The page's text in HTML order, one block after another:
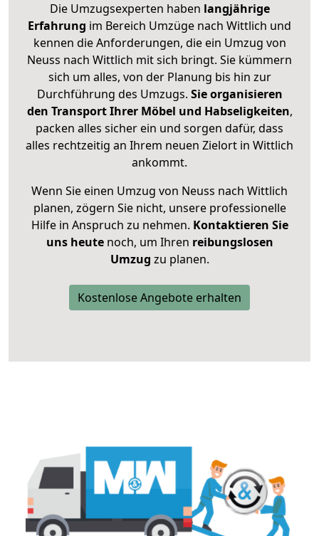
Die Umzugsexperten haben langjährige
Erfahrung im Bereich Umzüge nach Wittlich und
kennen die Anforderungen, die ein Umzug von
Neuss nach Wittlich mit sich bringt. Sie kümmern
sich um alles, von der Planung bis hin zur
Durchführung des Umzugs. Sie organisieren
den Transport Ihrer Möbel und Habseligkeiten,
packen alles sicher ein und sorgen dafür, dass
alles rechtzeitig an Ihrem neuen Zielort in Wittlich
ankommt.
Wenn Sie einen Umzug von Neuss nach Wittlich
planen, zögern Sie nicht, unsere professionelle
Hilfe in Anspruch zu nehmen. Kontaktieren Sie
uns heutenoch, um Ihren reibungslosen
Umzug zu planen.
Kostenlose Angebote erhalten